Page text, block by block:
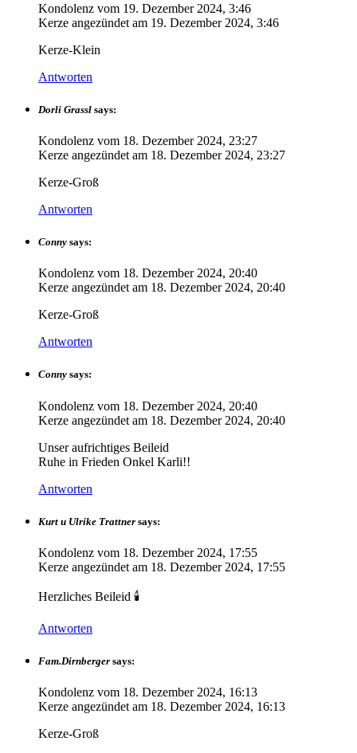
Kondolenz vom 19. Dezember 2024, 3:46
Kerze angezündet am 19. Dezember 2024, 3:46
Kerze-Klein
Antworten
Dorli Grassl says:
Kondolenz vom 18. Dezember 2024, 23:27
Kerze angezündet am 18. Dezember 2024, 23:27
Kerze-Groß
Antworten
Conny says:
Kondolenz vom 18. Dezember 2024, 20:40
Kerze angezündet am 18. Dezember 2024, 20:40
Kerze-Groß
Antworten
Conny says:
Kondolenz vom 18. Dezember 2024, 20:40
Kerze angezündet am 18. Dezember 2024, 20:40
Unser aufrichtiges Beileid
Ruhe in Frieden Onkel Karli!!
Antworten
Kurt u Ulrike Trattner says:
Kondolenz vom 18. Dezember 2024, 17:55
Kerze angezündet am 18. Dezember 2024, 17:55
Herzliches Beileid 🕯️
Antworten
Fam.Dirnberger says:
Kondolenz vom 18. Dezember 2024, 16:13
Kerze angezündet am 18. Dezember 2024, 16:13
Kerze-Groß